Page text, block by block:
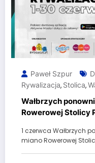
Paweł Szpur
Rywalizacja, Stolica,
Wałbrzych
Rowerowej Stolicy
kręcenia
1 czerwca Wałbrzych
miano Rowerowej